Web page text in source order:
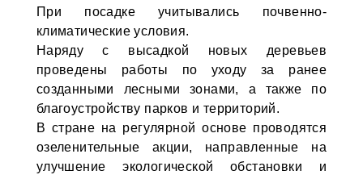
При посадке учитывались почвенно-
климатические условия.
Наряду с высадкой новых деревьев
проведены работы по уходу за ранее
созданными лесными зонами, а также по
благоустройству парков и территорий.
В стране на регулярной основе проводятся
озеленительные акции, направленные на
улучшение экологической обстановки и